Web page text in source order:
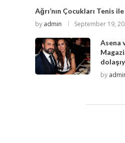
Ağrı’nın Çocukları Tenis
by admin September 19,
Asena
by